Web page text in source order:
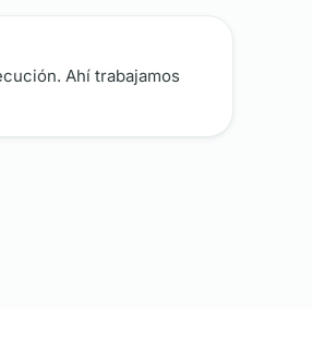
Ahí trabajamos